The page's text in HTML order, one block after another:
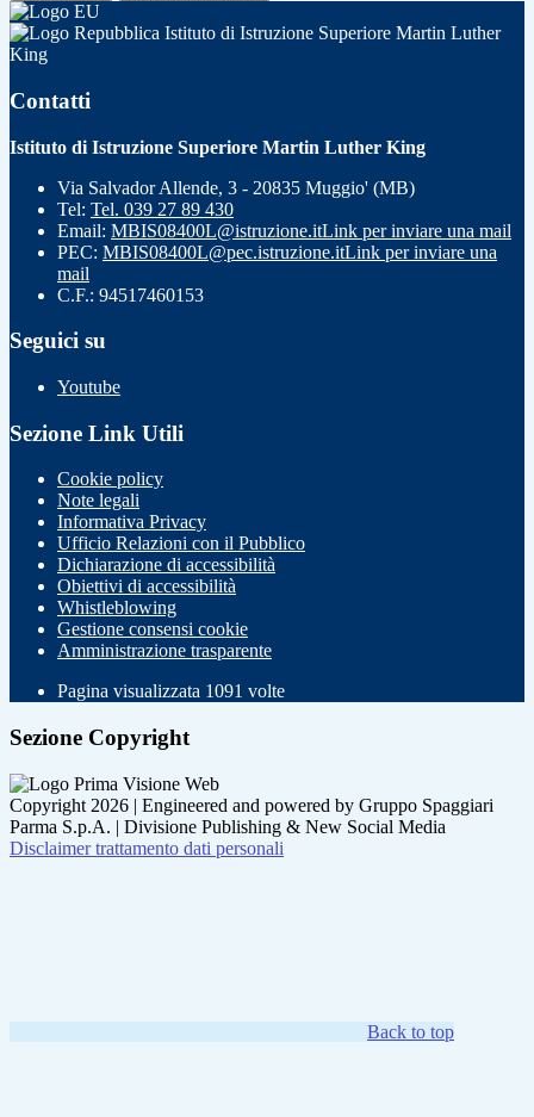
Istituto di Istruzione Superiore Martin Luther
King
Contatti
Istituto di Istruzione Superiore Martin Luther King
Via Salvador Allende, 3 - 20835 Muggio' (MB)
Tel: Tel. 039 27 89 430
Email: MBIS08400L@istruzione.itLink per inviare una mail
PEC: MBIS08400L@pec.istruzione.itLink per inviare una
mail
C.F.: 94517460153
Seguici su
Youtube
Sezione Link Utili
Cookie policy
Note legali
Informativa Privacy
Ufficio Relazioni con il Pubblico
Dichiarazione di accessibilità
Obiettivi di accessibilità
Whistleblowing
Gestione consensi cookie
Amministrazione trasparente
Pagina visualizzata 1091 volte
Sezione Copyright
Copyright 2026 | Engineered and powered by Gruppo Spaggiari
Parma S.p.A. | Divisione Publishing & New Social Media
Disclaimer trattamento dati personali
Back to top